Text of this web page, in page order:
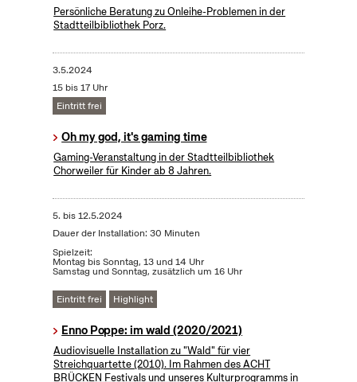
Persönliche Beratung zu Onleihe-Problemen in der
Stadtteilbibliothek Porz.
3.5.2024
15 bis 17 Uhr
Eintritt frei
Oh my god, it's gaming time
Gaming-Veranstaltung in der Stadtteilbibliothek
Chorweiler für Kinder ab 8 Jahren.
5. bis12.5.2024
Dauer der Installation: 30 Minuten
Spielzeit:
Montag bis Sonntag, 13 und 14 Uhr
Samstag und Sonntag, zusätzlich um 16 Uhr
Eintritt frei Highlight
Enno Poppe: im wald (2020/2021)
Audiovisuelle Installation zu "Wald" für vier
Streichquartette (2010). Im Rahmen des ACHT
BRÜCKEN Festivals und unseres Kulturprogramms in